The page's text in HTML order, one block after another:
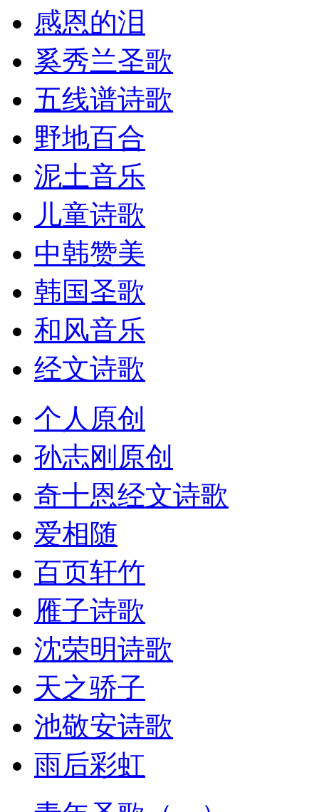
感恩的泪
奚秀兰圣歌
五线谱诗歌
野地百合
泥土音乐
儿童诗歌
中韩赞美
韩国圣歌
和风音乐
经文诗歌
个人原创
孙志刚原创
奇十恩经文诗歌
爱相随
百页轩竹
雁子诗歌
沈荣明诗歌
天之骄子
池敬安诗歌
雨后彩虹